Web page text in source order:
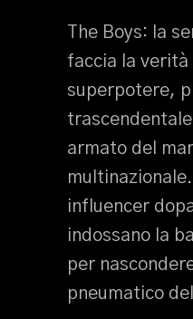
The Boys: la
faccia la verità
superpotere,
armato del
influencer
indossano la
per
pneumatico